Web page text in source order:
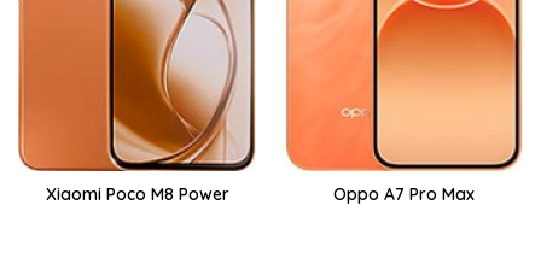
Xiaomi Poco M8 Power Oppo A7 Pro Max